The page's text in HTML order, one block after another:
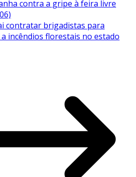
contra a gripe à feira livre
contratar brigadistas para
incêndios florestais no estado